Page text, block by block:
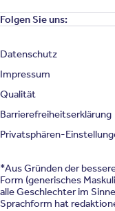
Folgen Sie uns:
Datenschutz
Impressum
Qualität
Barrierefreiheitserklärung
Privatsphären-
*Aus Gründen der
Form (generisches
alle Geschlechter im
Sprachform hat